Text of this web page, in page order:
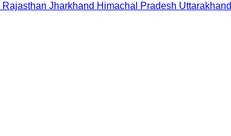
Rajasthan Jharkhand Himachal Pradesh Uttarakhand